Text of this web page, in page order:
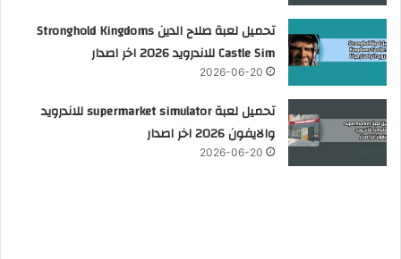
تحميل لعبة صلاح الدين Stronghold Kingdoms
Castle Sim للاندرويد 2026 اخر اصدار
2026-06-20
تحميل لعبة supermarket simulator للاندرويد
والايفون 2026 اخر اصدار
2026-06-20